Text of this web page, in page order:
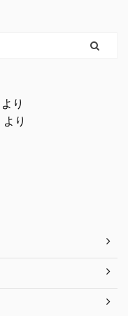
より
より